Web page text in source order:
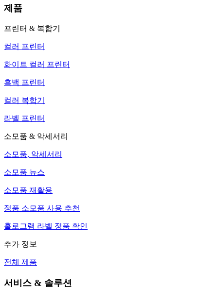
제품
프린터 & 복합기
컬러 프린터
화이트 컬러 프린터
흑백 프린터
컬러 복합기
라벨 프린터
소모품 & 악세서리
소모품, 악세서리
소모품 뉴스
소모품 재활용
정품 소모품 사용 추천
홀로그램 라벨 정품 확인
추가 정보
전체 제품
서비스 & 솔루션